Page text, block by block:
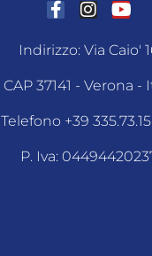
Indirizzo: Via Caio'
CAP 37141 - Verona -
Telefono +39
P. Iva: